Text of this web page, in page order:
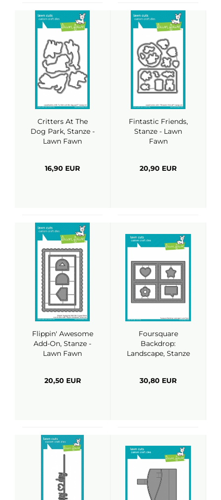
Critters At The
Dog Park, Stanze -
Lawn Fawn
16,90 EUR
Fintastic Friends,
Stanze - Lawn
Fawn
20,90 EUR
Flippin' Awesome
Add-On, Stanze -
Lawn Fawn
20,50 EUR
Foursquare
Backdrop:
Landscape, Stanze
30,80 EUR